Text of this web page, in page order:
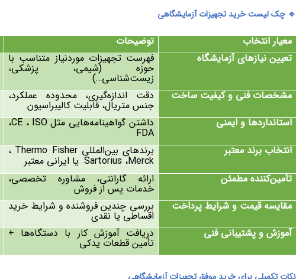
🔹 چک ‌لیست خرید تجهیزات آزمایشگاهی
معیار انتخاب توضیحات
تعیین نیازهای آزمایشگاه
فهرست تجهیزات موردنیاز متناسب با
حوزه (شیمی، پزشکی،
زیست‌شناسی…)
مشخصات فنی و کیفیت ساخت دقت اندازه‌گیری، محدوده عملکرد،
جنس متریال، قابلیت کالیبراسیون
استانداردها و ایمنی
داشتن گواهینامه‌هایی مثلISO ، CE،
FDA
انتخاب برند معتبر
برندهای بین‌المللیThermo Fisher ،
Merck، Sartorius یا ایرانی معتبر
تأمین‌کننده مطمئن
ارائه گارانتی، مشاوره تخصصی،
خدمات پس از فروش
مقایسه قیمت و شرایط پرداخت
بررسی چندین فروشنده و شرایط خرید
اقساطی یا نقدی
آموزش و پشتیبانی فنی
دریافت آموزش کار با دستگاه‌ها +
تأمین قطعات یدکی